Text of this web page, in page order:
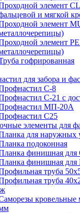
элемент
и мягкой
элемент
элемент
гофрированная
для забора и
С-8
С-21 с
МП-20А
С25
элементы для
для наружных
подоконная
финишная для
финишная
труба
труба
кровельные